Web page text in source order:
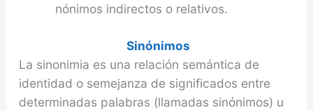
nónimos indirectos o relativos.
Sinónimos
La sinonimia es una relación semántica de
identidad o semejanza de significados entre
determinadas pa­labras (llamadas sinónimos) u